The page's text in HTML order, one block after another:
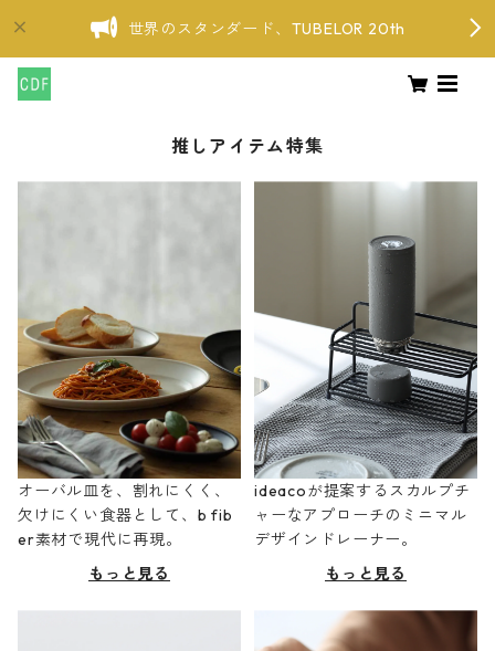
世界のスタンダード、TUBELOR 20th
推しアイテム特集
オーバル皿を、割れにくく、
欠けにくい食器として、b fib
er素材で現代に再現。
もっと見る
ideacoが提案するスカルプチ
ャーなアプローチのミニマル
デザインドレーナー。
もっと見る